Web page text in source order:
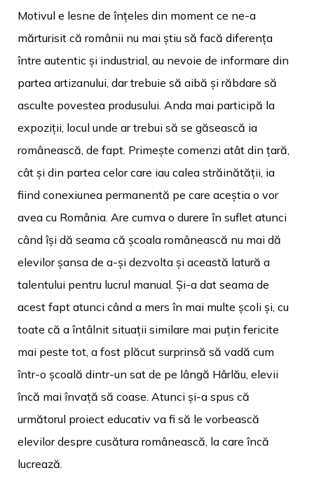
Motivul e lesne de înțeles din moment ce ne-a
mărturisit că românii nu mai știu să facă diferența
între autentic și industrial, au nevoie de informare din
partea artizanului, dar trebuie să aibă și răbdare să
asculte povestea produsului. Anda mai participă la
expoziții, locul unde ar trebui să se găsească ia
românească, de fapt. Primește comenzi atât din țară,
cât și din partea celor care iau calea străinătății, ia
fiind conexiunea permanentă pe care aceștia o vor
avea cu România. Are cumva o durere în suflet atunci
când își dă seama că școala românească nu mai dă
elevilor șansa de a-și dezvolta și această latură a
talentului pentru lucrul manual. Și-a dat seama de
acest fapt atunci când a mers în mai multe școli și, cu
toate că a întâlnit situații similare mai puțin fericite
mai peste tot, a fost plăcut surprinsă să vadă cum
într-o școală dintr-un sat de pe lângă Hârlău, elevii
încă mai învață să coase. Atunci și-a spus că
următorul proiect educativ va fi să le vorbească
elevilor despre cusătura românească, la care încă
lucrează.